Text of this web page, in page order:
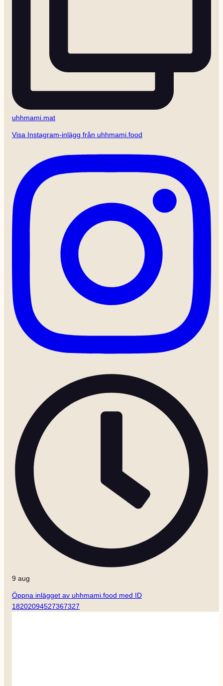
uhhmami.mat
Visa Instagram-inlägg från uhhmami.food
9 aug
Öppna inlägget av uhhmami.food med ID
18202094527367327